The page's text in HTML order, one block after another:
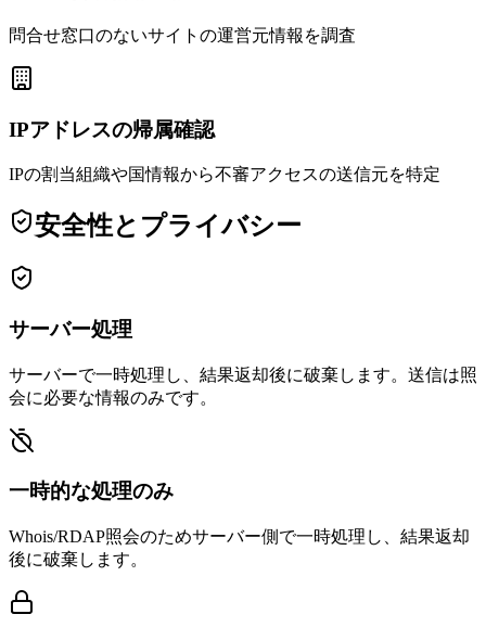
問合せ窓口のないサイトの運営元情報を調査
IPアドレスの帰属確認
IPの割当組織や国情報から不審アクセスの送信元を特定
安全性とプライバシー
サーバー処理
サーバーで一時処理し、結果返却後に破棄します。送信は照
会に必要な情報のみです。
一時的な処理のみ
Whois/RDAP照会のためサーバー側で一時処理し、結果返却
後に破棄します。